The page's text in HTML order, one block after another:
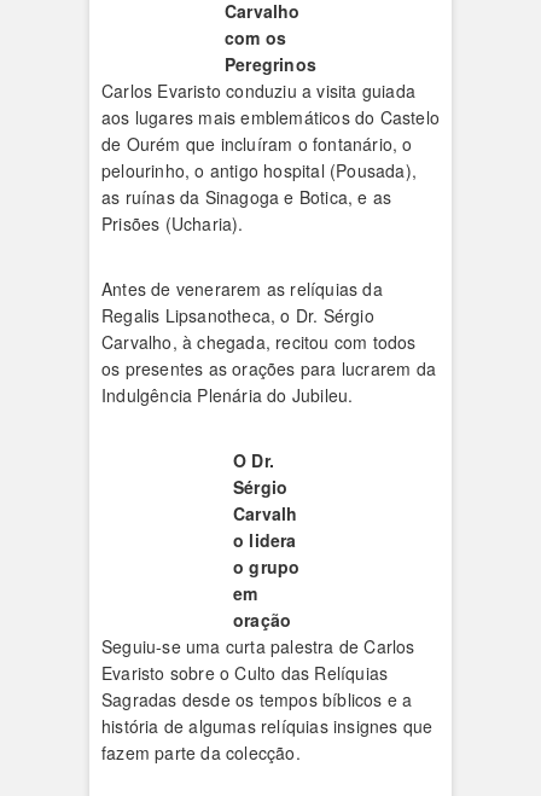
Carvalho
com os
Peregrinos
Carlos Evaristo conduziu a visita guiada
aos lugares mais emblemáticos do Castelo
de Ourém que incluíram o fontanário, o
pelourinho, o antigo hospital (Pousada),
as ruínas da Sinagoga e Botica, e as
Prisões (Ucharia).
Antes de venerarem as relíquias da
Regalis Lipsanotheca, o Dr. Sérgio
Carvalho, à chegada, recitou com todos
os presentes as orações para lucrarem da
Indulgência Plenária do Jubileu.
O Dr.
Sérgio
Carvalh
o lidera
o grupo
em
oração
Seguiu-se uma curta palestra de Carlos
Evaristo sobre o Culto das Relíquias
Sagradas desde os tempos bíblicos e a
história de algumas relíquias insignes que
fazem parte da colecção.